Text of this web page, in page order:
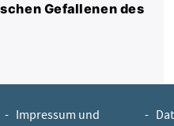
Gefallenen des
- Impressum und
-